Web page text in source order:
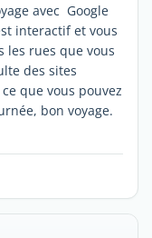
avec Google
interactif et vous
les rues que vous
des sites
que vous pouvez
bon voyage.